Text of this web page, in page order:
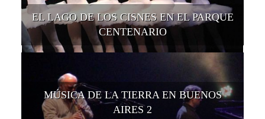
EL LAGO DE LOS CISNES EN EL PARQUE
CENTENARIO
MÚSICA DE LA TIERRA EN BUENOS
AIRES 2